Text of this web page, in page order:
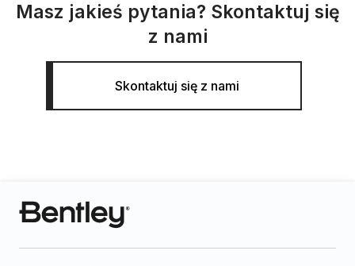
Masz jakieś pytania? Skontaktuj się
z nami
Skontaktuj się z nami